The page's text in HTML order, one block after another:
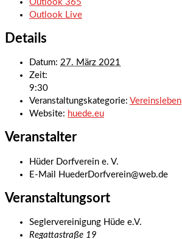
Outlook 365
Outlook Live
Details
Datum: 27. März 2021
Zeit:
9:30
Veranstaltungskategorie: Vereinsleben
Website: huede.eu
Veranstalter
Hüder Dorfverein e. V.
E-Mail
HuederDorfverein@web.de
Veranstaltungsort
Seglervereinigung Hüde e.V.
Regattastraße 19